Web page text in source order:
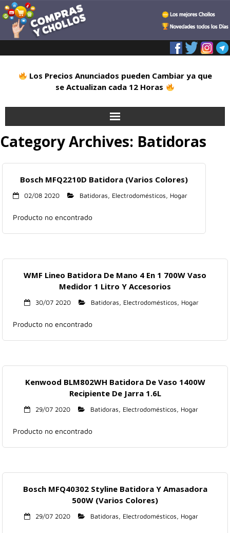
Los Precios Anunciados pueden Cambiar ya que
se Actualizan cada 12 Horas
Inicio
Alimentación
Deportes
Multimedia
Category Archives: Batidoras
Bosch MFQ2210D Batidora (Varios Colores)
02/08 2020 Batidoras, Electrodomésticos, Hogar
Producto no encontrado
WMF Lineo Batidora De Mano 4 En 1 700W Vaso
Medidor 1 Litro Y Accesorios
30/07 2020 Batidoras, Electrodomésticos, Hogar
Producto no encontrado
Kenwood BLM802WH Batidora De Vaso 1400W
Recipiente De Jarra 1.6L
29/07 2020 Batidoras, Electrodomésticos, Hogar
Producto no encontrado
Bosch MFQ40302 Styline Batidora Y Amasadora
500W (Varios Colores)
29/07 2020 Batidoras, Electrodomésticos, Hogar